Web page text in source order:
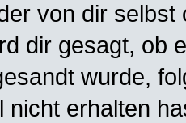
von dir selbst
dir gesagt, ob
wurde,
nicht erhalten